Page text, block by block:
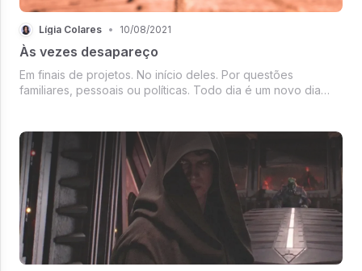
Lígia Colares • 10/08/2021
Às vezes desapareço
Em finais de projetos. No início deles. Por questões
familiares, pessoais ou políticas. Todo dia é um novo dia